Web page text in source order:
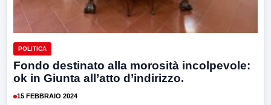
POLITICA
Fondo destinato alla morosità incolpevole:
ok in Giunta all’atto d’indirizzo.
15 FEBBRAIO 2024